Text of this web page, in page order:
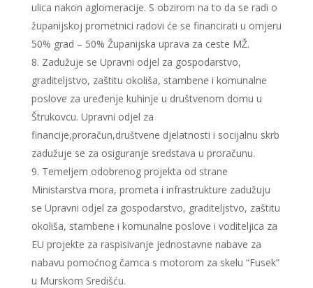
ulica nakon aglomeracije. S obzirom na to da se radi o
županijskoj prometnici radovi će se financirati u omjeru
50% grad – 50% Županijska uprava za ceste MŽ.
Zadužuje se Upravni odjel za gospodarstvo,
graditeljstvo, zaštitu okoliša, stambene i komunalne
poslove za uređenje kuhinje u društvenom domu u
Štrukovcu. Upravni odjel za
financije,proračun,društvene djelatnosti i socijalnu skrb
zadužuje se za osiguranje sredstava u proračunu.
Temeljem odobrenog projekta od strane
Ministarstva mora, prometa i infrastrukture zadužuju
se Upravni odjel za gospodarstvo, graditeljstvo, zaštitu
okoliša, stambene i komunalne poslove i voditeljica za
EU projekte za raspisivanje jednostavne nabave za
nabavu pomoćnog čamca s motorom za skelu “Fusek”
u Murskom Središću.